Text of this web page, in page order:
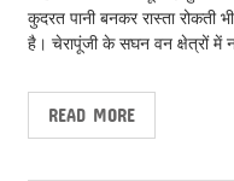
कुदरत पानी बनकर रास्ता रोकती
है। चेरापूंजी के सघन वन क्षेत्रों में
READ MORE